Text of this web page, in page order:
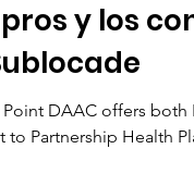
pros y los
DAAC offers both
to Partnership Health